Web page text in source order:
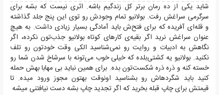
شاید یکی از ده رمان برتر کل زندگیم باشه. اثری نیست که بشه برای
سرگرمی سراغش رفت. بولانیو تمام وجودش رو توی این پنج جلد گذاشته
و قله‌ای آفریده که برای فتح‌ش باید آمادگی بسیار زیادی داشت. به هیچ
عنوان سراغش نرید اگر بقیه‌ی کارهای کوتاه بولانیو جذب‌تون نکرده، اگر
نگاهش به ادبیات و روایت رو نمی‌شناسید الکی وقت خودتون رو تلف
نکنید. بولانیو یه کشتی‌بلده که خیلی خوب می‌تونه با سرشاخ شدن شما رو
خسته کنه و ذره ذره شکست‌تون بده. برای همین نباید بی مهابا بهش حمله
کنید باید شگردهاش رو بشناسید اونوقت بهتون مجوز ورود میده. تا
قیمتش برای چاپ قبله بخرید که اگر تجدید چاپ بشه دست نیافتنی میشه